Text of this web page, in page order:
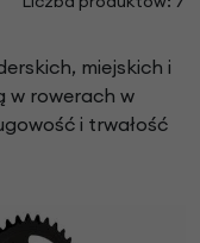
miejskich i
w rowerach w
i trwałość